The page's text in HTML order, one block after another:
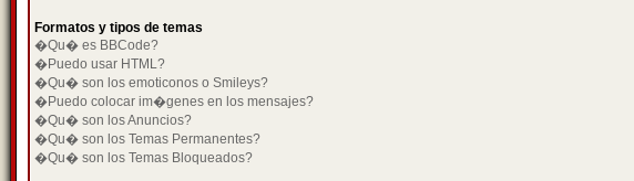
Formatos y tipos de temas
�Qu� es BBCode?
�Puedo usar HTML?
�Qu� son los emoticonos o Smileys?
�Puedo colocar im�genes en los mensajes?
�Qu� son los Anuncios?
�Qu� son los Temas Permanentes?
�Qu� son los Temas Bloqueados?